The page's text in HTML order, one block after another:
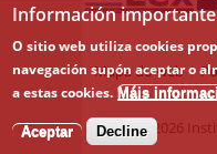
Mapa do web
© 2026
Información
O sitio web utiliza cookies
navegación supón aceptar o
a estas cookies. Máis
Aceptar Decline